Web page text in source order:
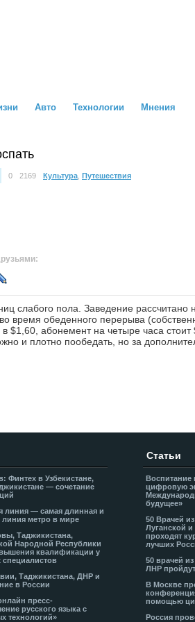
Авто Технологии Мнения
0 2169 Культура Путешествия
слабого пола. Заведение
время обеденного перерыва
абонемент на четыре часа стоит
и плотно пообедать, но за
Финтех в Узбекистане,
— сочетание
линия — самая длинная и
линия метро в мире
Таджикистана,
Народной Республики
квалификации у
специалистов
Таджикистана, ДНР и
в России
пресс-
русского языка с
технологий»
Статьи
Воспитание
цифровую
будущее»
50 Врачей
Луганской
проходят
лучших
50 врачей
ЛНР
В Москве
помощью
Россия